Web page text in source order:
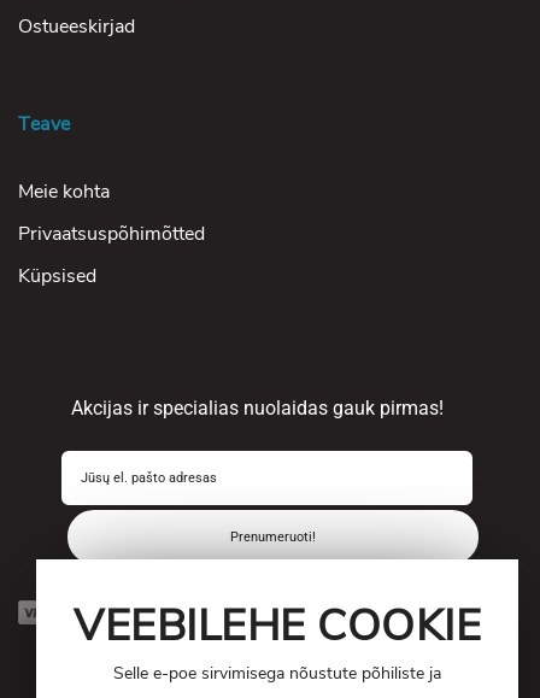
VEEBILEHE COOKIE
Selle e-poe sirvimisega nõustute põhiliste ja
Ostueeskirjad
Teave
Meie kohta
Privaatsuspõhimõtted
Küpsised
Akcijas ir specialias nuolaidas gauk pirmas!
Prenumeruoti!